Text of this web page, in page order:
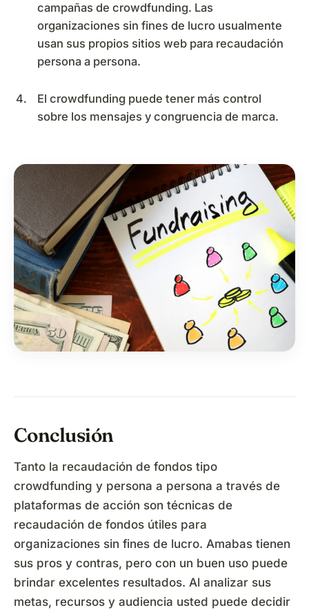
campañas de crowdfunding. Las
organizaciones sin fines de lucro usualmente
usan sus propios sitios web para recaudación
persona a persona.
El crowdfunding puede tener más control
sobre los mensajes y congruencia de marca.
Conclusión
Tanto la recaudación de fondos tipo
crowdfunding y persona a persona a través de
plataformas de acción son técnicas de
recaudación de fondos útiles para
organizaciones sin fines de lucro. Amabas tienen
sus pros y contras, pero con un buen uso puede
brindar excelentes resultados. Al analizar sus
metas, recursos y audiencia usted puede decidir